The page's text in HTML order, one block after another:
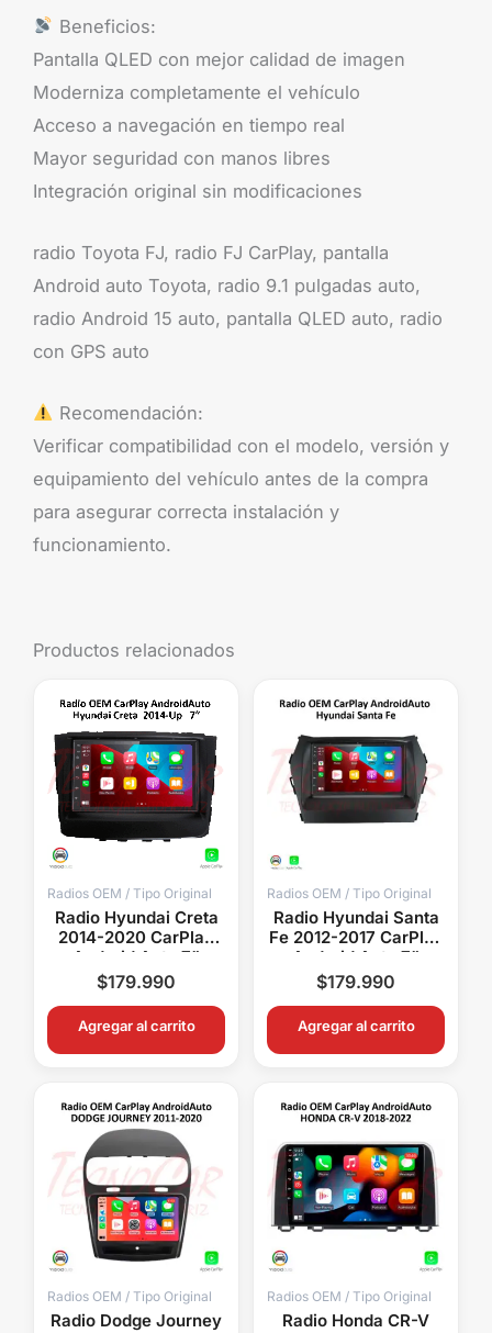
Beneficios:
Pantalla QLED con mejor calidad de imagen
Moderniza completamente el vehículo
Acceso a navegación en tiempo real
Mayor seguridad con manos libres
Integración original sin modificaciones
radio Toyota FJ, radio FJ CarPlay, pantalla
Android auto Toyota, radio 9.1 pulgadas auto,
radio Android 15 auto, pantalla QLED auto, radio
con GPS auto
Recomendación:
Verificar compatibilidad con el modelo, versión y
equipamiento del vehículo antes de la compra
para asegurar correcta instalación y
funcionamiento.
Productos relacionados
Radios OEM / Tipo Original
Radio Hyundai Creta
2014-2020 CarPlay
Android Auto 7”
Pantalla OEM
Bluetooth GPS WiFi
$179.990
Agregar al carrito
Radios OEM / Tipo Original
Radio Hyundai Santa
Fe 2012-2017 CarPlay
Android Auto 7”
Pantalla OEM
Bluetooth GPS WiFi
$179.990
Agregar al carrito
Radios OEM / Tipo Original
Radio Dodge Journey
Radios OEM / Tipo Original
Radio Honda CR-V